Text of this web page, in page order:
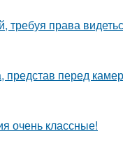
требуя права
представ перед
очень классные!